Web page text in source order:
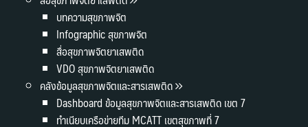
บทความสุขภาพจิต
Infographic สุขภาพจิต
สื่อสุขภาพจิตยาเสพติด
VDO สุขภาพจิตยาเสพติด
คลังข้อมูลสุขภาพจิตและสารเสพติด
Dashboard ข้อมูลสุขภาพจิตและสารเสพติด เขต 7
ทำเนียบเครือข่ายทีม MCATT เขตสุขภาพที่ 7